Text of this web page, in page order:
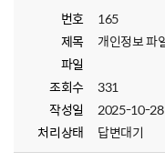
번호
165
제목
개인정보 파
파일
조회수
331
작성일
2025-10-28
처리상태
답변대기